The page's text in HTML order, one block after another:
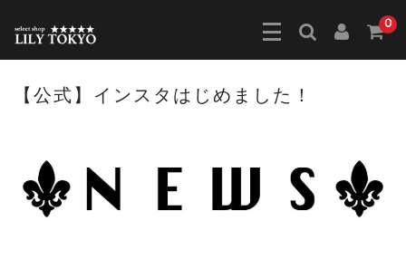
0
【公式】インスタはじめました！